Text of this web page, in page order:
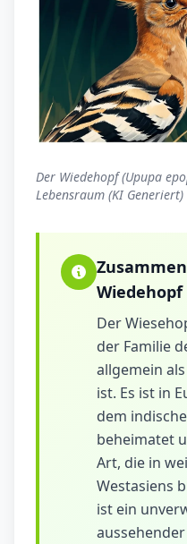
Der Wiedehopf (Upupa
Lebensraum (KI Generiert)
Wiedehopf
Der
der Familie
allgemein
ist. Es ist in
dem
beheimatet
Art, die in
Westasiens
ist ein
aussehender